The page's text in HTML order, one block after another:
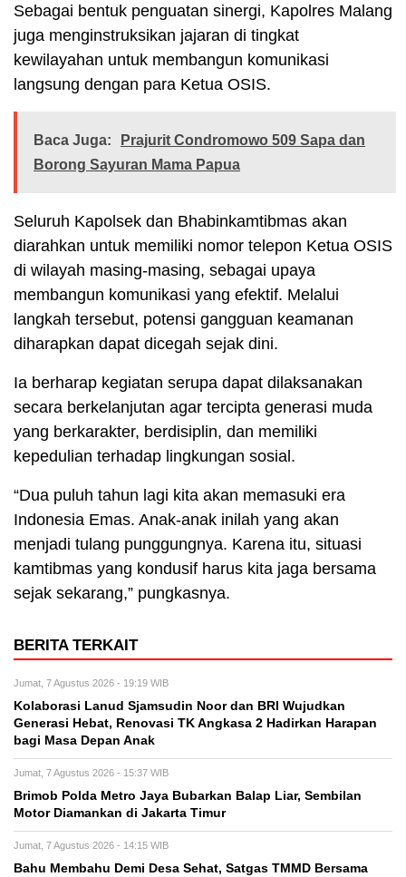
Sebagai bentuk penguatan sinergi, Kapolres Malang
juga menginstruksikan jajaran di tingkat
kewilayahan untuk membangun komunikasi
langsung dengan para Ketua OSIS.
Baca Juga:
Prajurit Condromowo 509 Sapa dan
Borong Sayuran Mama Papua
Seluruh Kapolsek dan Bhabinkamtibmas akan
diarahkan untuk memiliki nomor telepon Ketua OSIS
di wilayah masing-masing, sebagai upaya
membangun komunikasi yang efektif. Melalui
langkah tersebut, potensi gangguan keamanan
diharapkan dapat dicegah sejak dini.
Ia berharap kegiatan serupa dapat dilaksanakan
secara berkelanjutan agar tercipta generasi muda
yang berkarakter, berdisiplin, dan memiliki
kepedulian terhadap lingkungan sosial.
“Dua puluh tahun lagi kita akan memasuki era
Indonesia Emas. Anak-anak inilah yang akan
menjadi tulang punggungnya. Karena itu, situasi
kamtibmas yang kondusif harus kita jaga bersama
sejak sekarang,” pungkasnya.
BERITA TERKAIT
Jumat, 7 Agustus 2026 - 19:19 WIB
Kolaborasi Lanud Sjamsudin Noor dan BRI Wujudkan
Generasi Hebat, Renovasi TK Angkasa 2 Hadirkan Harapan
bagi Masa Depan Anak
Jumat, 7 Agustus 2026 - 15:37 WIB
Brimob Polda Metro Jaya Bubarkan Balap Liar, Sembilan
Motor Diamankan di Jakarta Timur
Jumat, 7 Agustus 2026 - 14:15 WIB
Bahu Membahu Demi Desa Sehat, Satgas TMMD Bersama